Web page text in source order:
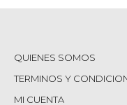
QUIENES SOMOS
TERMINOS Y
MI CUENTA